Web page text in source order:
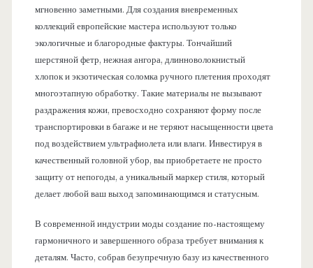
мгновенно заметными. Для создания вневременных
коллекций европейские мастера используют только
экологичные и благородные фактуры. Тончайший
шерстяной фетр, нежная ангора, длинноволокнистый
хлопок и экзотическая соломка ручного плетения проходят
многоэтапную обработку. Такие материалы не вызывают
раздражения кожи, превосходно сохраняют форму после
транспортировки в багаже и не теряют насыщенности цвета
под воздействием ультрафиолета или влаги. Инвестируя в
качественный головной убор, вы приобретаете не просто
защиту от непогоды, а уникальный маркер стиля, который
делает любой ваш выход запоминающимся и статусным.
В современной индустрии моды создание по-настоящему
гармоничного и завершенного образа требует внимания к
деталям. Часто, собрав безупречную базу из качественного